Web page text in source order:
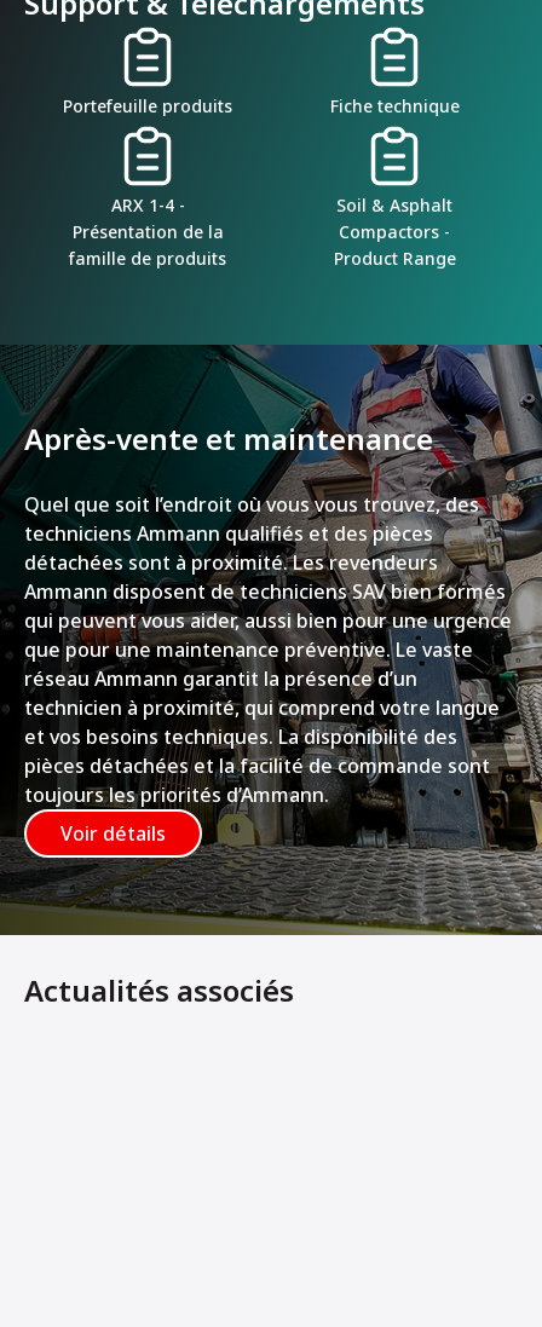
Portefeuille produits Fiche technique
ARX 1-4 -
Présentation de la
famille de produits
Soil & Asphalt
Compactors -
Product Range
Après-vente et maintenance
Quel que soit l’endroit où vous vous trouvez, des
techniciens Ammann qualifiés et des pièces
détachées sont à proximité. Les revendeurs
Ammann disposent de techniciens SAV bien formés
qui peuvent vous aider, aussi bien pour une urgence
que pour une maintenance préventive. Le vaste
réseau Ammann garantit la présence d’un
technicien à proximité, qui comprend votre langue
et vos besoins techniques. La disponibilité des
pièces détachées et la facilité de commande sont
toujours les priorités d’Ammann.
Voir détails
Actualités associés